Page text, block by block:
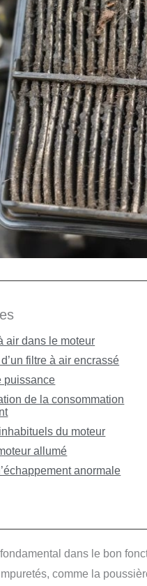
air dans le moteur
filtre à air encrassé
puissance
de la consommation
du moteur
allumé
anormale
dans le bon
comme la